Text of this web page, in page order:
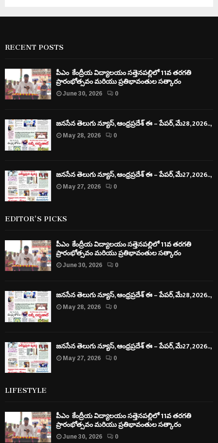
RECENT POSTS
పీఎం కేంద్రీయ విద్యాలయం సత్తెనపల్లిలో 11వ తరగతి
ప్రారంభోత్సవం మరియు ప్రతిభావంతుల సత్కారం
June 30, 2026
0
జనసేన తెలుగు న్యూస్, ఆంధ్రప్రదేశ్ ఈ – పేపర్, మే28, 2026..,
May 28, 2026
0
జనసేన తెలుగు న్యూస్, ఆంధ్రప్రదేశ్ ఈ – పేపర్, మే27, 2026..,
May 27, 2026
0
EDITOR'S PICKS
పీఎం కేంద్రీయ విద్యాలయం సత్తెనపల్లిలో 11వ తరగతి
ప్రారంభోత్సవం మరియు ప్రతిభావంతుల సత్కారం
June 30, 2026
0
జనసేన తెలుగు న్యూస్, ఆంధ్రప్రదేశ్ ఈ – పేపర్, మే28, 2026..,
May 28, 2026
0
జనసేన తెలుగు న్యూస్, ఆంధ్రప్రదేశ్ ఈ – పేపర్, మే27, 2026..,
May 27, 2026
0
LIFESTYLE
పీఎం కేంద్రీయ విద్యాలయం సత్తెనపల్లిలో 11వ తరగతి
ప్రారంభోత్సవం మరియు ప్రతిభావంతుల సత్కారం
June 30, 2026
0